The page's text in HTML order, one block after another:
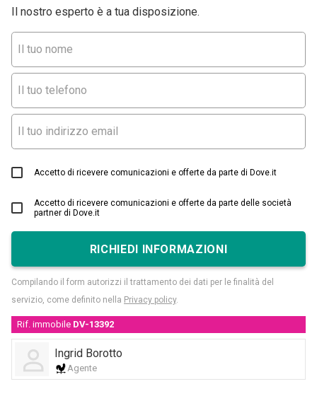
Il nostro esperto è a tua disposizione.
Accetto di ricevere comunicazioni e offerte da parte di Dove.it
Accetto di ricevere comunicazioni e offerte da parte delle società
partner di Dove.it
RICHIEDI INFORMAZIONI
Compilando il form autorizzi il trattamento dei dati per le finalità del
servizio, come definito nella Privacy policy.
Rif. immobile DV-13392
Ingrid Borotto
Agente